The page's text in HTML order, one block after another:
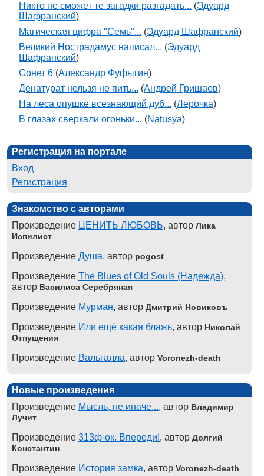
Никто не сможет те загадки разгадать... (Эдуард
Шафранский)
Магическая цифра "Семь"... (Эдуард Шафранский)
Великий Нострадамус написал... (Эдуард
Шафранский)
Сонет 6 (Александр Фуфыгин)
Денатурат нельзя не пить... (Андрей Гришаев)
На леса опушке всезнающий дуб... (Лерочка)
В глазах сверкали огоньки... (Natusya)
Регистрация на портале
Вход
Регистрация
Знакомство с авторами
Произведение ЦЕНИТЬ ЛЮБОВЬ, автор Лика
Испилист
Произведение Душа, автор pogost
Произведение The Blues of Old Souls (Надежда),
автор Василиса Серебряная
Произведение Мурман, автор Дмитрий Новиковъ
Произведение Или ещё какая блажь, автор Николай
Отпущения
Произведение Вальгалла, автор Voronezh-death
Новые произведения
Произведение Мысль, не иначе..., автор Владимир
Лучит
Произведение 313ф-ок. Впереди!, автор Долгий
Константин
Произведение История замка, автор Voronezh-death